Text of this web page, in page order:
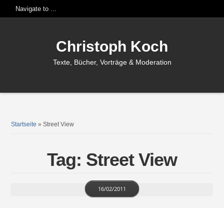
Christoph Koch
Texte, Bücher, Vorträge & Moderation
Startseite »Street View
Tag: Street View
16/02/2011